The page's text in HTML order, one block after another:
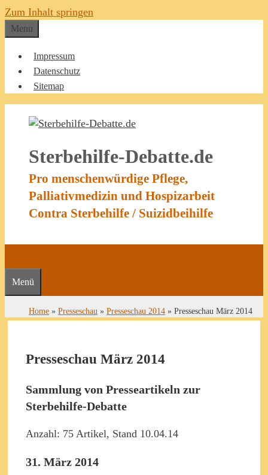
Zum Inhalt springen
Menu
Impressum
Datenschutz
Sitemap
Sterbehilfe-Debatte.de
Pro menschenwürdige Pflege,
Palliativmedizin und Hospizarbeit
Contra Sterbehilfe / Suizidbeihilfe
Menü
Home » Presseschau » Presseschau 2014 » Presseschau März 2014
Presseschau März 2014
Sammlung von Presseartikeln zur
Sterbehilfe-Debatte
Anzahl: 75 Artikel, Stand 10.04.14
31. März 2014